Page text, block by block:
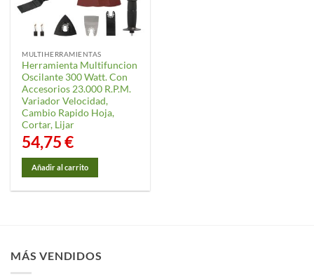
MULTIHERRAMIENTAS
Herramienta Multifuncion
Oscilante 300 Watt. Con
Accesorios 23.000 R.P.M.
Variador Velocidad,
Cambio Rapido Hoja,
Cortar, Lijar
54,75€
Añadir al carrito
MÁS VENDIDOS